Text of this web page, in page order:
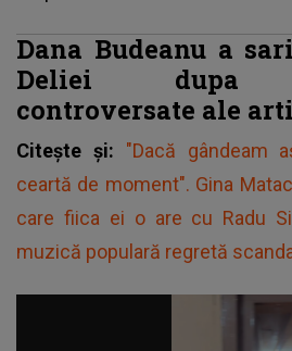
Dana Budeanu a
Deliei dupa
controversate ale
Citește și: "Dacă gândeam
ceartă de moment". Gina
care fiica ei o are cu Radu
muzică populară regretă